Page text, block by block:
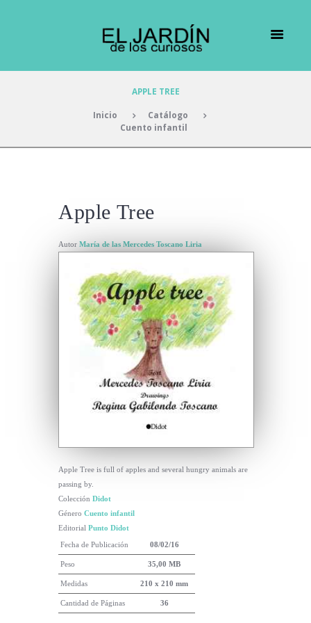
APPLE TREE
Inicio
Catálogo
Cuento infantil
Apple Tree
Autor María de las Mercedes Toscano Liria
Apple Tree is full of apples and several hungry animals are
passing by.
Colección Didot
Género Cuento infantil
Editorial Punto Didot
Fecha de Publicación
08/02/16
Peso 35,00 MB
Medidas 210 x 210 mm
Cantidad de Páginas 36